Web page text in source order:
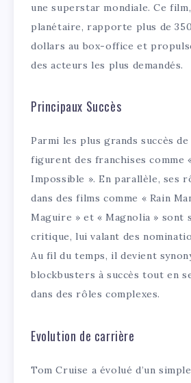
une superstar mondiale. Ce
planétaire, rapporte plus de
dollars au box-office et
des acteurs les plus demandés.
Principaux Succès
Parmi les plus grands succès
figurent des franchises comme
Impossible ». En parallèle, ses
dans des films comme « Rain
Maguire » et « Magnolia » sont
critique, lui valant des
Au fil du temps, il devient
blockbusters à succès tout en
dans des rôles complexes.
Evolution de carrière
Tom Cruise a évolué d’un